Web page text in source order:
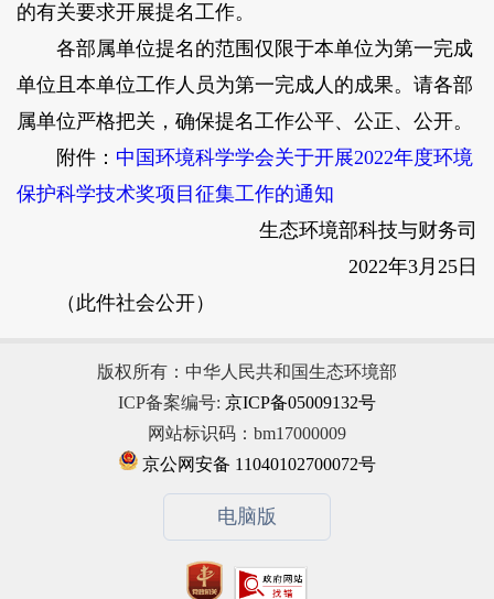
的有关要求开展提名工作。
各部属单位提名的范围仅限于本单位为第一完成
单位且本单位工作人员为第一完成人的成果。请各部
属单位严格把关，确保提名工作公平、公正、公开。
附件： 中国环境科学学会关于开展2022年度环境
保护科学技术奖项目征集工作的通知
生态环境部科技与财务司
2022年3月25日
（此件社会公开）
版权所有：中华人民共和国生态环境部
ICP备案编号: 京ICP备05009132号
网站标识码：bm17000009
京公网安备 11040102700072号
电脑版